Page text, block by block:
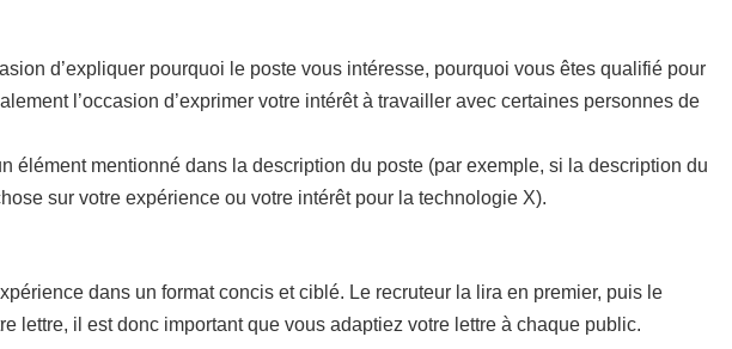
d’expliquer pourquoi le poste vous intéresse, pourquoi vous êtes qualifié pour
l’occasion d’exprimer votre intérêt à travailler avec certaines personnes de
élément mentionné dans la description du poste (par exemple, si la description du
sur votre expérience ou votre intérêt pour la technologie X).
dans un format concis et ciblé. Le recruteur la lira en premier, puis le
lettre, il est donc important que vous adaptiez votre lettre à chaque public.